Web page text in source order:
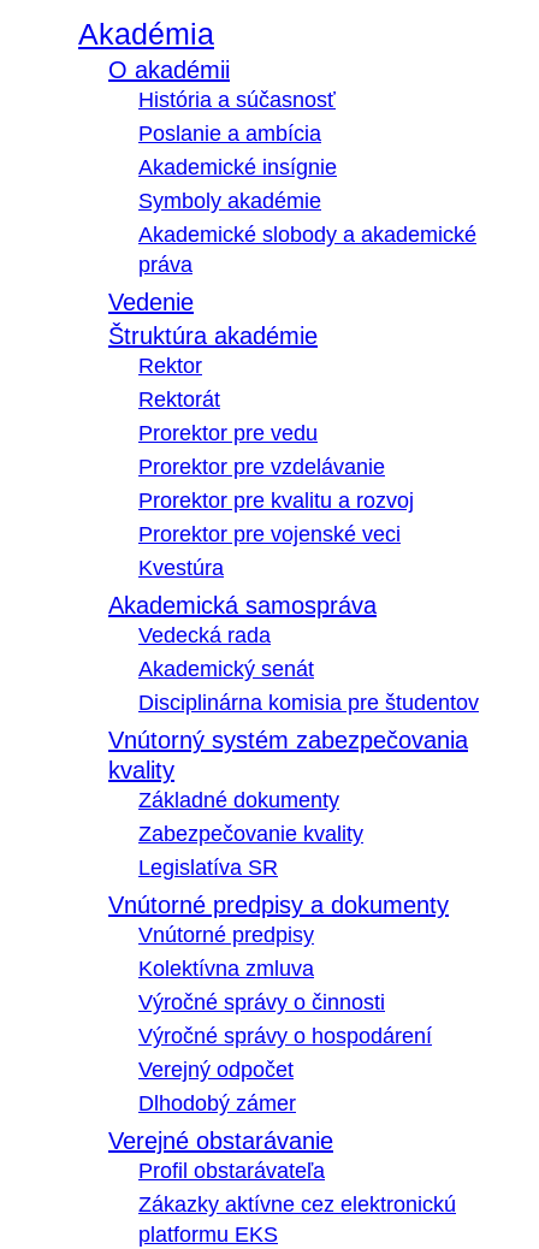
Akadémia
O akadémii
História a súčasnosť
Poslanie a ambícia
Akademické insígnie
Symboly akadémie
Akademické slobody a akademické
práva
Vedenie
Štruktúra akadémie
Rektor
Rektorát
Prorektor pre vedu
Prorektor pre vzdelávanie
Prorektor pre kvalitu a rozvoj
Prorektor pre vojenské veci
Kvestúra
Akademická samospráva
Vedecká rada
Akademický senát
Disciplinárna komisia pre študentov
Vnútorný systém zabezpečovania
kvality
Základné dokumenty
Zabezpečovanie kvality
Legislatíva SR
Vnútorné predpisy a dokumenty
Vnútorné predpisy
Kolektívna zmluva
Výročné správy o činnosti
Výročné správy o hospodárení
Verejný odpočet
Dlhodobý zámer
Verejné obstarávanie
Profil obstarávateľa
Zákazky aktívne cez elektronickú
platformu EKS